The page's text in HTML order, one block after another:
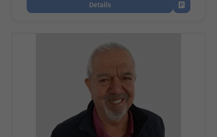
Details
Fahrzeug